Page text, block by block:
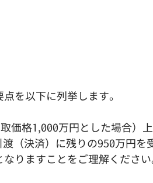
を以下に列挙します。
価格1,000万円とした場合）
（決済）に残りの950万円を
りますことをご理解ください